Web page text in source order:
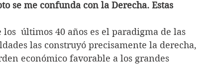
se me confunda con la Derecha. Estas
últimos 40 años es el paradigma de las
las construyó precisamente la derecha,
económico favorable a los grandes